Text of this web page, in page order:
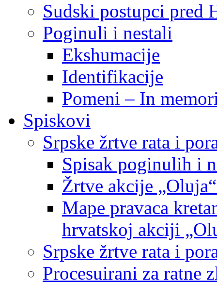
Sudski postupci pred
Poginuli i nestali
Ekshumacije
Identifikacije
Pomeni – In
Spiskovi
Srpske žrtve rata i
Spisak poginulih i
Žrtve akcije
Mape pravaca
hrvatskoj akciji
Srpske žrtve rata i
Procesuirani za ratne